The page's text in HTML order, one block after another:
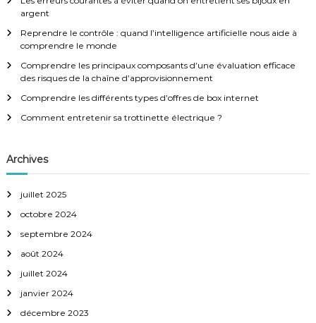
n
e
l
’
a
r
c
e
:
r
argent
Reprendre le contrôle : quand l’intelligence artificielle nous aide à
comprendre le monde
Comprendre les principaux composants d’une évaluation efficace
des risques de la chaîne d’approvisionnement
Comprendre les différents types d’offres de box internet
Comment entretenir sa trottinette électrique ?
Archives
juillet 2025
octobre 2024
septembre 2024
août 2024
juillet 2024
janvier 2024
décembre 2023